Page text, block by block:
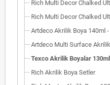
Rich Multi Decor Chalked
Rich Multi Decor Chalked
Artdeco Akrilik Boya 140ml -
Artdeco Multi Surface
Texco Akrilik Boyalar 130ml
Rich Akrilik Boya Setler